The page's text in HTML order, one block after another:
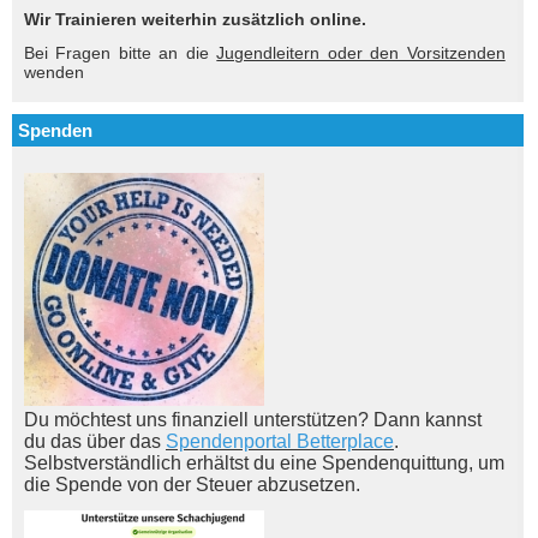
Wir Trainieren weiterhin zusätzlich online.
Bei Fragen bitte an dieJugendleitern oder den Vorsitzenden
wenden
Spenden
Du möchtest uns finanziell unterstützen? Dann kannst
du das über das Spendenportal Betterplace.
Selbstverständlich erhältst du eine Spendenquittung, um
die Spende von der Steuer abzusetzen.